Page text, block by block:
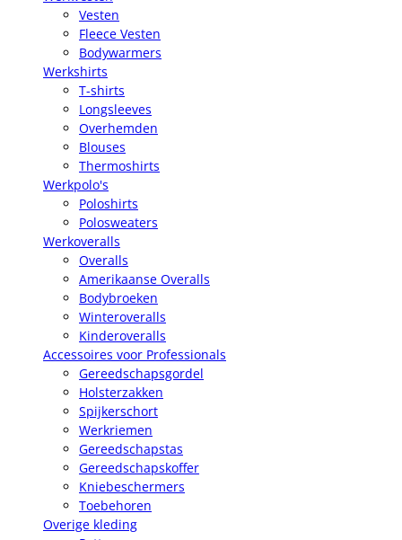
Vesten
Fleece Vesten
Bodywarmers
Werkshirts
T-shirts
Longsleeves
Overhemden
Blouses
Thermoshirts
Werkpolo's
Poloshirts
Polosweaters
Werkoveralls
Overalls
Amerikaanse Overalls
Bodybroeken
Winteroveralls
Kinderoveralls
Accessoires voor Professionals
Gereedschapsgordel
Holsterzakken
Spijkerschort
Werkriemen
Gereedschapstas
Gereedschapskoffer
Kniebeschermers
Toebehoren
Overige kleding